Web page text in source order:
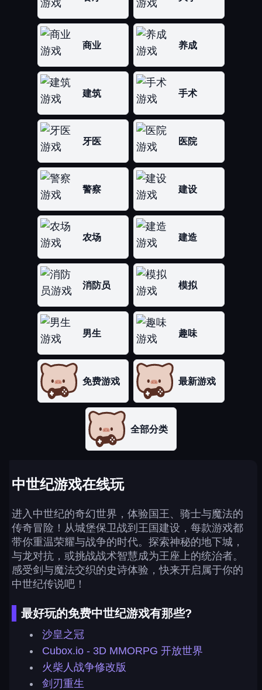
商业 养成
建筑 手术
牙医 医院
警察 建设
农场 建造
消防员 模拟
男生 趣味
免费游戏 最新游戏
全部分类
中世纪游戏在线玩
进入中世纪的奇幻世界，体验国王、骑士与魔法的
传奇冒险！从城堡保卫战到王国建设，每款游戏都
带你重温荣耀与战争的时代。探索神秘的地下城，
与龙对抗，或挑战战术智慧成为王座上的统治者。
感受剑与魔法交织的史诗体验，快来开启属于你的
中世纪传说吧！
最好玩的免费中世纪游戏有那些?
沙皇之冠
Cubox.io - 3D MMORPG 开放世界
火柴人战争修改版
剑刃重生